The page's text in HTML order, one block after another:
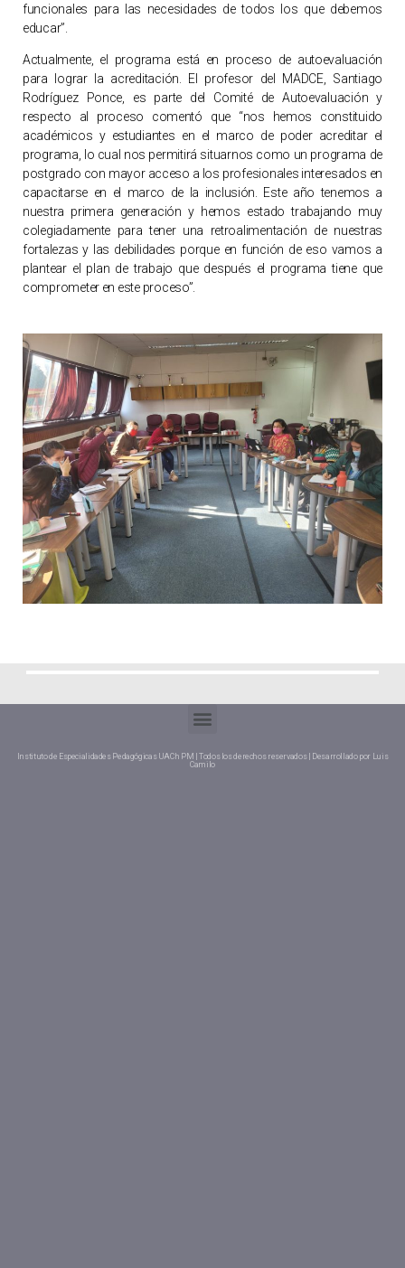
funcionales para las necesidades de todos los que debemos
educar”.
Actualmente, el programa está en proceso de autoevaluación
para lograr la acreditación. El profesor del MADCE, Santiago
Rodríguez Ponce, es parte del Comité de Autoevaluación y
respecto al proceso comentó que “nos hemos constituido
académicos y estudiantes en el marco de poder acreditar el
programa, lo cual nos permitirá situarnos como un programa de
postgrado con mayor acceso a los profesionales interesados en
capacitarse en el marco de la inclusión. Este año tenemos a
nuestra primera generación y hemos estado trabajando muy
colegiadamente para tener una retroalimentación de nuestras
fortalezas y las debilidades porque en función de eso vamos a
plantear el plan de trabajo que después el programa tiene que
comprometer en este proceso”.
Instituto de Especialidades Pedagógicas UACh PM | Todos los derechos reservados | Desarrollado por Luis
Camilo